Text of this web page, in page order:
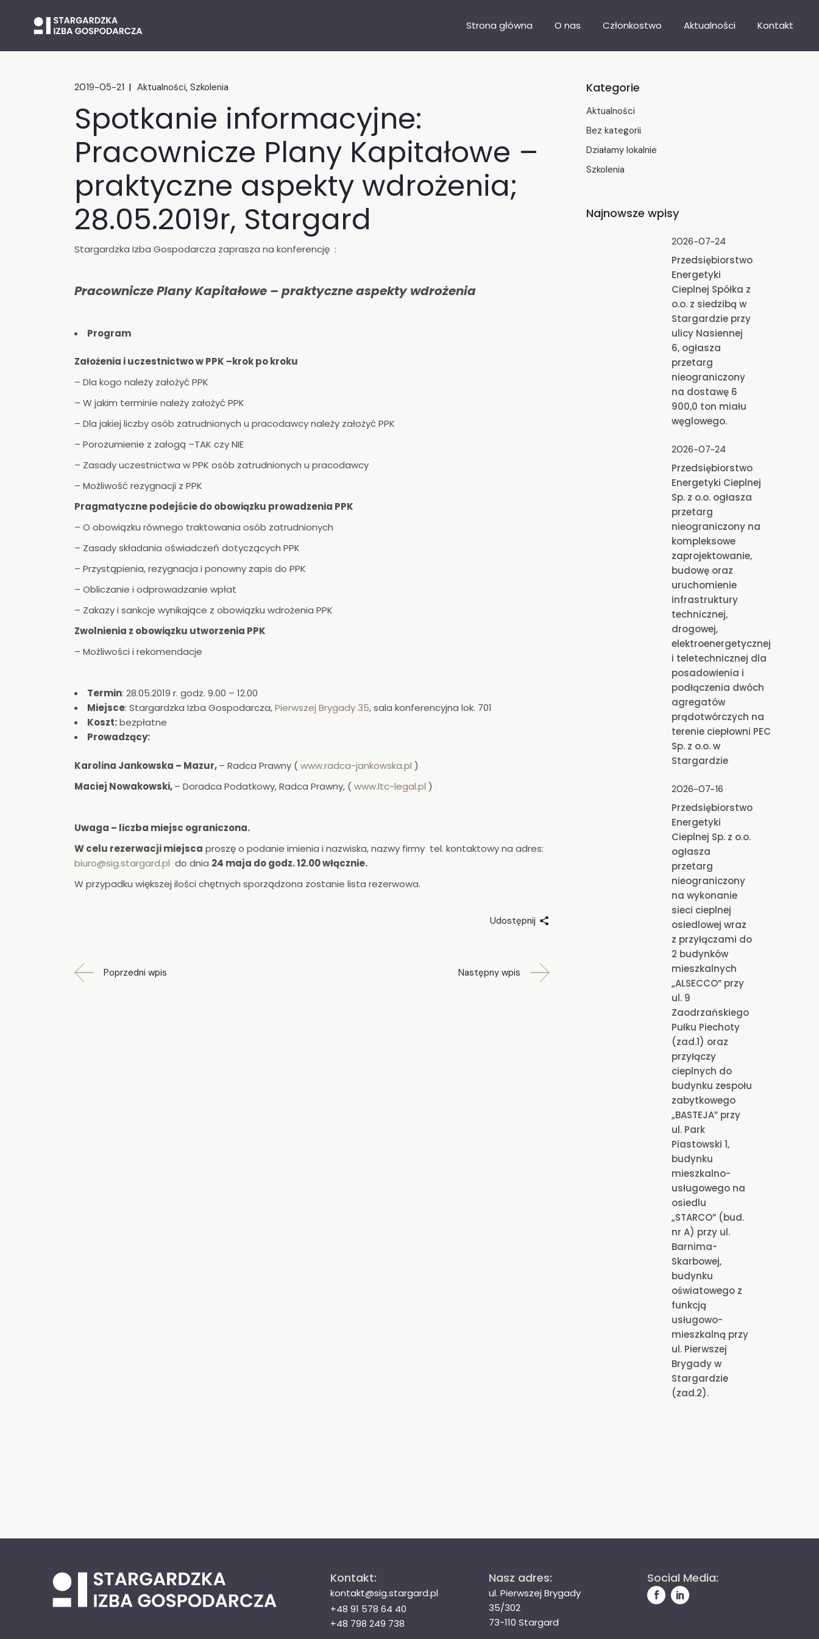
content Strona główna O nas Członkostwo
Dołącz do SIG
Doradztwo biznesowe
Stargardzka Karta Biznesu
Aktualności Kontakt
2019-05-21 Aktualności Szkolenia
Spotkanie informacyjne:
Pracownicze Plany Kapitałowe –
praktyczne aspekty wdrożenia;
28.05.2019r, Stargard
Stargardzka Izba Gospodarcza zaprasza na konferencję :
Pracownicze Plany Kapitałowe – praktyczne aspekty wdrożenia
Program
Założenia i uczestnictwo w PPK –krok po kroku
– Dla kogo należy założyć PPK
– W jakim terminie należy założyć PPK
– Dla jakiej liczby osób zatrudnionych u pracodawcy należy założyć PPK
– Porozumienie z załogą –TAK czy NIE
– Zasady uczestnictwa w PPK osób zatrudnionych u pracodawcy
– Możliwość rezygnacji z PPK
Pragmatyczne podejście do obowiązku prowadzenia PPK
– O obowiązku równego traktowania osób zatrudnionych
– Zasady składania oświadczeń dotyczących PPK
– Przystąpienia, rezygnacja i ponowny zapis do PPK
– Obliczanie i odprowadzanie wpłat
– Zakazy i sankcje wynikające z obowiązku wdrożenia PPK
Zwolnienia z obowiązku utworzenia PPK
– Możliwości i rekomendacje
Termin: 28.05.2019 r. godz. 9.00 – 12.00
Miejsce: Stargardzka Izba Gospodarcza,Pierwszej Brygady 35, sala konferencyjna lok. 701
Koszt:bezpłatne
Prowadzący:
Karolina Jankowska – Mazur,– Radca Prawny (www.radca-jankowska.pl )
Maciej Nowakowski,– Doradca Podatkowy, Radca Prawny, (www.ltc-legal.pl )
Uwaga – liczba miejsc ograniczona.
W celu rezerwacji miejsca proszę o podanie imienia i nazwiska, nazwy firmy tel. kontaktowy na adres:
biuro@sig.stargard.pl do dnia 24 maja do godz. 12.00 włącznie.
W przypadku większej ilości chętnych sporządzona zostanie lista rezerwowa.
Udostępnij
Poprzedni wpis Następny wpis
Kategorie
Aktualności
Bez kategorii
Działamy lokalnie
Szkolenia
Najnowsze wpisy
2026-07-24
Przedsiębiorstwo
Energetyki
Cieplnej Spółka z
o.o. z siedzibą w
Stargardzie przy
ulicy Nasiennej
6, ogłasza
przetarg
nieograniczony
na dostawę 6
900,0 ton miału
węglowego.
2026-07-24
Przedsiębiorstwo
Energetyki Cieplnej
Sp. z o.o. ogłasza
przetarg
nieograniczony na
kompleksowe
zaprojektowanie,
budowę oraz
uruchomienie
infrastruktury
technicznej,
drogowej,
elektroenergetycznej
i teletechnicznej dla
posadowienia i
podłączenia dwóch
agregatów
prądotwórczych na
terenie ciepłowni PEC
Sp. z o.o. w
Stargardzie
2026-07-16
Przedsiębiorstwo
Energetyki
Cieplnej Sp. z o.o.
ogłasza
przetarg
nieograniczony
na wykonanie
sieci cieplnej
osiedlowej wraz
z przyłączami do
2 budynków
mieszkalnych
„ALSECCO” przy
ul. 9
Zaodrzańskiego
Pułku Piechoty
(zad.1) oraz
przyłączy
cieplnych do
budynku zespołu
zabytkowego
„BASTEJA” przy
ul. Park
Piastowski 1,
budynku
mieszkalno-
usługowego na
osiedlu
„STARCO” (bud.
nr A) przy ul.
Barnima-
Skarbowej,
budynku
oświatowego z
funkcją
usługowo-
mieszkalną przy
ul. Pierwszej
Brygady w
Stargardzie
(zad.2).
Kontakt:
kontakt@sig.stargard.pl
+48 91 578 64 40
+48 798 249 738
Nasz adres:
ul. Pierwszej Brygady
35/302
73-110 Stargard
Social Media: